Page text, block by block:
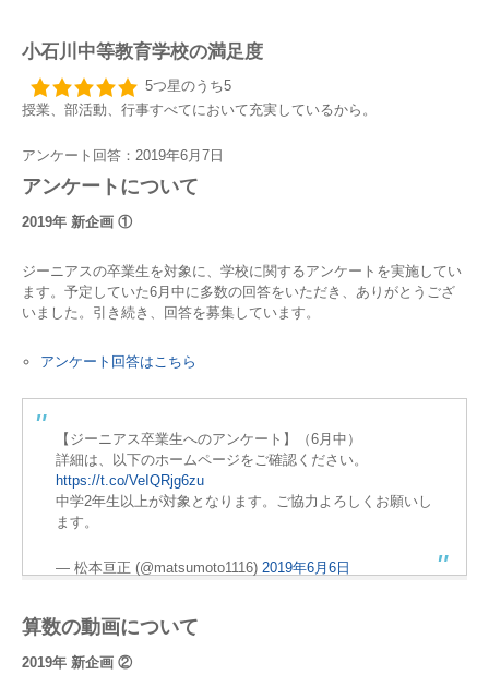
小石川中等教育学校の満足度
5つ星のうち5
授業、部活動、行事すべてにおいて充実しているから。
アンケート回答：2019年6月7日
アンケートについて
2019年 新企画 ①
ジーニアスの卒業生を対象に、学校に関するアンケートを実施してい
ます。予定していた6月中に多数の回答をいただき、ありがとうござ
いました。引き続き、回答を募集しています。
アンケート回答はこちら
【ジーニアス卒業生へのアンケート】（6月中）
詳細は、以下のホームページをご確認ください。
https://t.co/VeIQRjg6zu
中学2年生以上が対象となります。ご協力よろしくお願いし
ます。
— 松本亘正 (@matsumoto1116) 2019年6月6日
算数の動画について
2019年 新企画 ②